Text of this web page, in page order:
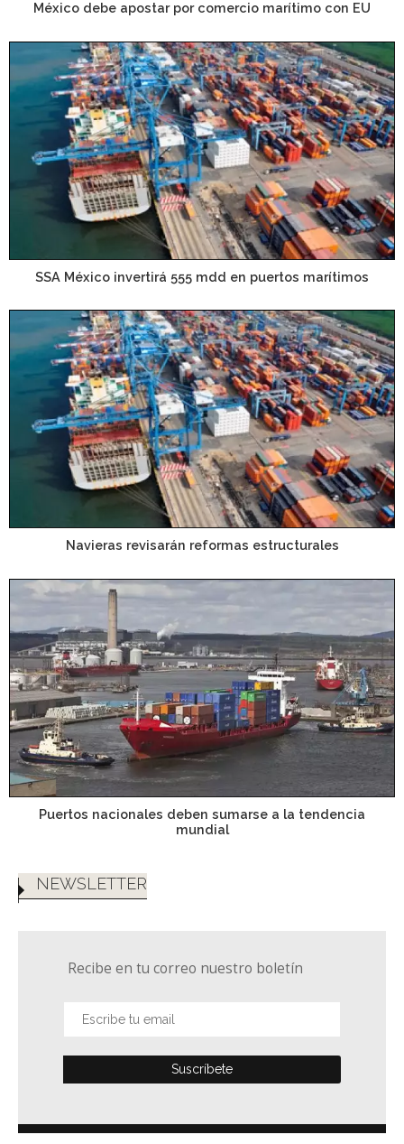
México debe apostar por comercio marítimo con EU
SSA México invertirá 555 mdd en puertos marítimos
Navieras revisarán reformas estructurales
Puertos nacionales deben sumarse a la tendencia
mundial
NEWSLETTER
Recibe en tu correo nuestro boletín